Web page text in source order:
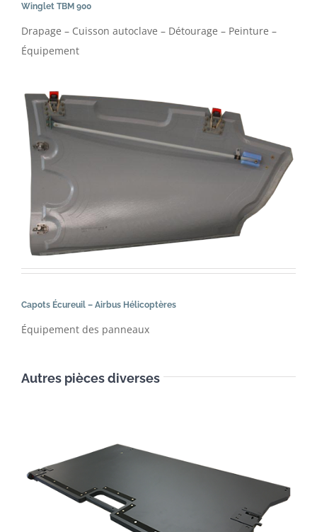
Winglet TBM 900
Drapage – Cuisson autoclave – Détourage – Peinture –
Équipement
Capots Écureuil – Airbus Hélicoptères
Équipement des panneaux
Autres pièces diverses